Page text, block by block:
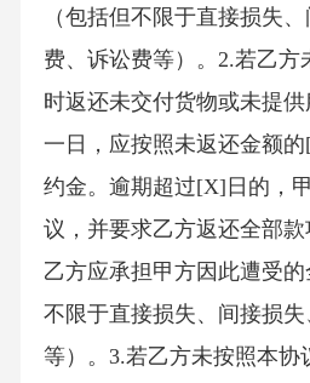
（包括但不限于直接损失
费、诉讼费等）。2.若乙方
时返还未交付货物或未提
一日，应按照未返还金额
约金。逾期超过[X]日的，
议，并要求乙方返还全部
乙方应承担甲方因此遭受
不限于直接损失、间接损
等）。3.若乙方未按照本协